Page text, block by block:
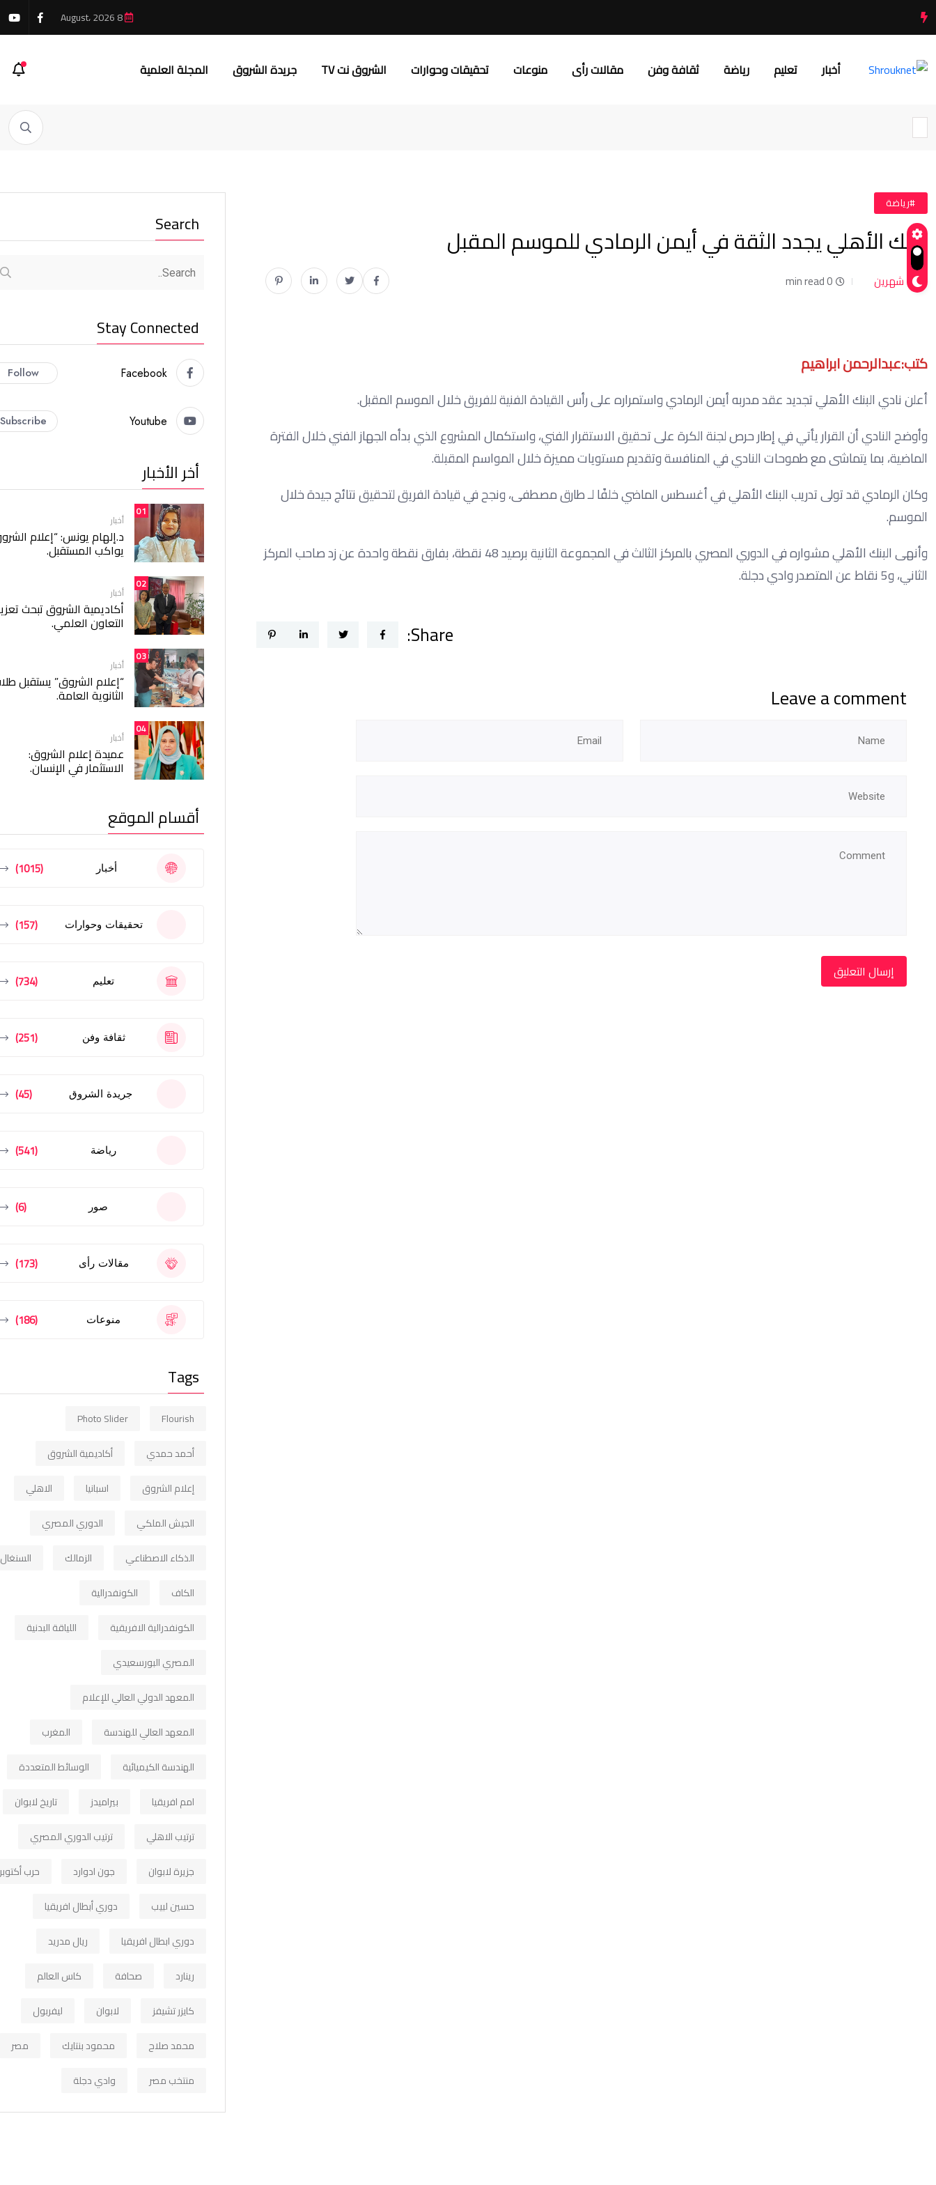
أخبار تعليم رياضة ثقافة وفن مقالات رأى منوعات تحقيقات وحوارات الشروق نت TV جريدة الشروق المجلة العلمية
#رياضة
البنك الأهلي يجدد الثقة في أيمن الرمادي للموسم المقبل
شهرين 0 min read
كتب:عبدالرحمن ابراهيم
أعلن نادي البنك الأهلي تجديد عقد مدربه أيمن الرمادي واستمراره على رأس القيادة الفنية للفريق خلال الموسم المقبل.
وأوضح النادي أن القرار يأتي في إطار حرص لجنة الكرة على تحقيق الاستقرار الفني، واستكمال المشروع الذي بدأه الجهاز الفني خلال الفترة
الماضية، بما يتماشى مع طموحات النادي في المنافسة وتقديم مستويات مميزة خلال المواسم المقبلة.
وكان الرمادي قد تولى تدريب البنك الأهلي في أغسطس الماضي خلفًا لـ طارق مصطفى، ونجح في قيادة الفريق لتحقيق نتائج جيدة خلال
الموسم.
وأنهى البنك الأهلي مشواره في الدوري المصري بالمركز الثالث في المجموعة الثانية برصيد 48 نقطة، بفارق نقطة واحدة عن زد صاحب المركز
الثاني، و5 نقاط عن المتصدر وادي دجلة.
Share:
Leave a comment
Search
Stay Connected
Facebook
Follow
Youtube
Subscribe
أخر الأخبار
01
أخبار
د.إلهام يونس: “إعلام
يواكب المستقبل.
02
أخبار
أكاديمية الشروق تبحث
التعاون العلمي.
03
أخبار
“إعلام الشروق” يستقبل
الثانوية العامة.
04
أخبار
عميدة إعلام الشروق:
الاستثمار في الإنسان.
أقسام الموقع
أخبار (1015)
تحقيقات وحوارات (157)
تعليم (734)
ثقافة وفن (251)
جريدة الشروق (45)
رياضة (541)
صور (6)
مقالات رأى (173)
منوعات (186)
Tags
Flourish
Photo Slider
أحمد حمدي
أكاديمية الشروق
إعلام الشروق
اسبانيا
الاهلي
الجيش الملكي
الدوري المصري
الذكاء الاصطناعي
الزمالك
السنغال
الكاف
الكونفدرالية
الكونفدرالية الافريقية
اللياقة البدنية
المصري البورسعيدي
المعهد الدولي العالي للإعلام
المعهد العالي للهندسة
المغرب
الهندسة الكيميائية
الوسائط المتعددة
امم افريقيا
بيراميدز
تاريخ لابوان
ترتيب الاهلي
ترتيب الدوري المصري
جزيرة لابوان
جون ادوارد
حرب أكتوبر
حسين لبيب
دوري أبطال افريقيا
دوري ابطال افريقيا
ريال مدريد
رينارد
صحافة
كاس العالم
كايزر تشيفز
لابوان
ليفربول
محمد صلاح
محمود بنتايك
مصر
منتخب مصر
وادي دجلة